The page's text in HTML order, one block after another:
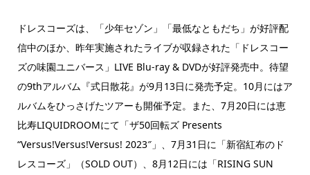
ドレスコーズは、「少年セゾン」「最低なともだち」が好評配
信中のほか、昨年実施されたライブが収録された「ドレスコー
ズの味園ユニバース」LIVE Blu-ray & DVDが好評発売中。待望
の9thアルバム『式日散花』が9月13日に発売予定。10月にはア
ルバムをひっさげたツアーも開催予定。また、7月20日には恵
比寿LIQUIDROOMにて「ザ50回転ズ Presents
“Versus!Versus!Versus! 2023″」、7月31日に「新宿紅布のド
レスコーズ」（SOLD OUT）、8月12日には「RISING SUN